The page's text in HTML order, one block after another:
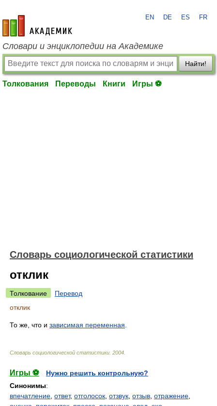
academic.ru
EN DE ES FR
Словари и энциклопедии на Академике
Найти!
Толкования Переводы Книги Игры ⚽
Словарь социологической статистики
отклик
Толкование
Перевод
отклик
То же, что и зависимая переменная
Словарь социологической статистики 2004
Игры ⚽
Нужно решить контрольную?
Синонимы:
впечатление ответ, отголосок отзвук отзыв отражение